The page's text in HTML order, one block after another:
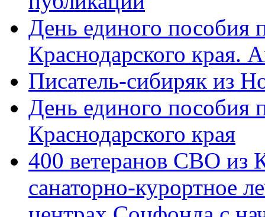
День единого пособия
Краснодарского края.
Писатель-сибиряк из
День единого пособия
Краснодарского края
400 ветеранов СВО из
санаторно-курортное